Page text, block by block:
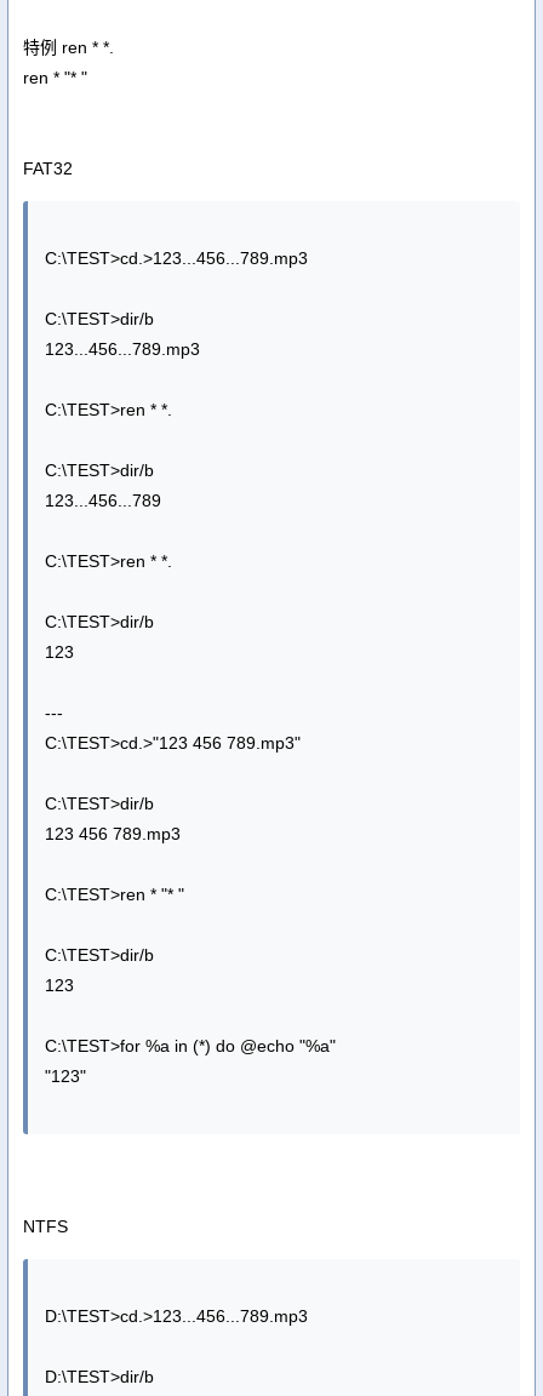
特例 ren * *.
ren * "* "
FAT32
C:\TEST>cd.>123...456...789.mp3
C:\TEST>dir/b
123...456...789.mp3
C:\TEST>ren * *.
C:\TEST>dir/b
123...456...789
C:\TEST>ren * *.
C:\TEST>dir/b
123
---
C:\TEST>cd.>"123 456 789.mp3"
C:\TEST>dir/b
123 456 789.mp3
C:\TEST>ren * "* "
C:\TEST>dir/b
123
C:\TEST>for %a in (*) do @echo "%a"
"123"
NTFS
D:\TEST>cd.>123...456...789.mp3
D:\TEST>dir/b